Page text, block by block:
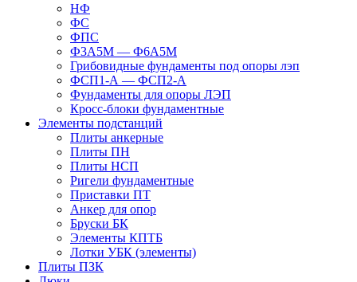
НФ
ФС
ФПС
Ф3А5М — Ф6А5М
Грибовидные фундаменты под опоры лэп
ФСП1-А — ФСП2-А
Фундаменты для опоры ЛЭП
Кросс-блоки фундаментные
Элементы подстанций
Плиты анкерные
Плиты ПН
Плиты НСП
Ригели фундаментные
Приставки ПТ
Анкер для опор
Бруски БК
Элементы КПТБ
Лотки УБК (элементы)
Плиты ПЗК